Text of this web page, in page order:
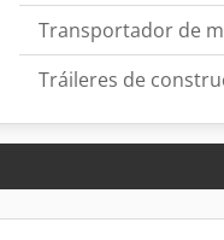
Transportador de
Tráileres de